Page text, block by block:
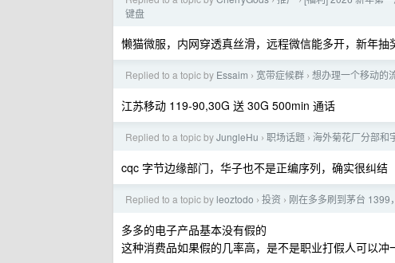
键盘
懒猫微服，内网穿透真丝滑，远程微信能多开，新年抽
Replied to a topic by Essaim › 宽带症候群 › 想办理一个移动的
江苏移动 119-90,30G 送 30G 500min 通话
Replied to a topic byJungleHu › 职场话题 › 海外菊花厂分部和
cqc 字节边缘部门，华子也不是正编序列，确实很纠结
Replied to a topic by leoztodo › 投资 › 刚在多多刷到茅台 1399
多多的电子产品基本没有假的
这种消费品如果假的几率高，是不是职业打假人可以冲